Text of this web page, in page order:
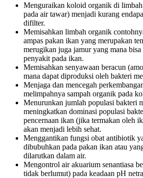
Menguraikan koloid organik di
pada air tawar) menjadi kurang
difilter.
Memisahkan limbah organik
ampas pakan ikan yang merupakan
merugikan juga jamur yang mana
penyakit pada ikan.
Memisahkan senyawaan beracun
mana dapat diproduksi oleh bakteri
Menjaga dan mencegah
melimpahnya sampah organik pada
Menurunkan jumlah populasi bakteri
meningkatkan dominasi populasi
pencernaan ikan (jika termakan oleh
akan menjadi lebih sehat.
Menggantikan fungsi obat antibiotik
dibubuhkan pada pakan ikan atau
dilarutkan dalam air.
Mengontrol air akuarium senantiasa
tidak berlumut) pada keadaan pH